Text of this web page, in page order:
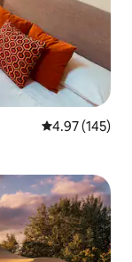
Calificación
4.97 (145)